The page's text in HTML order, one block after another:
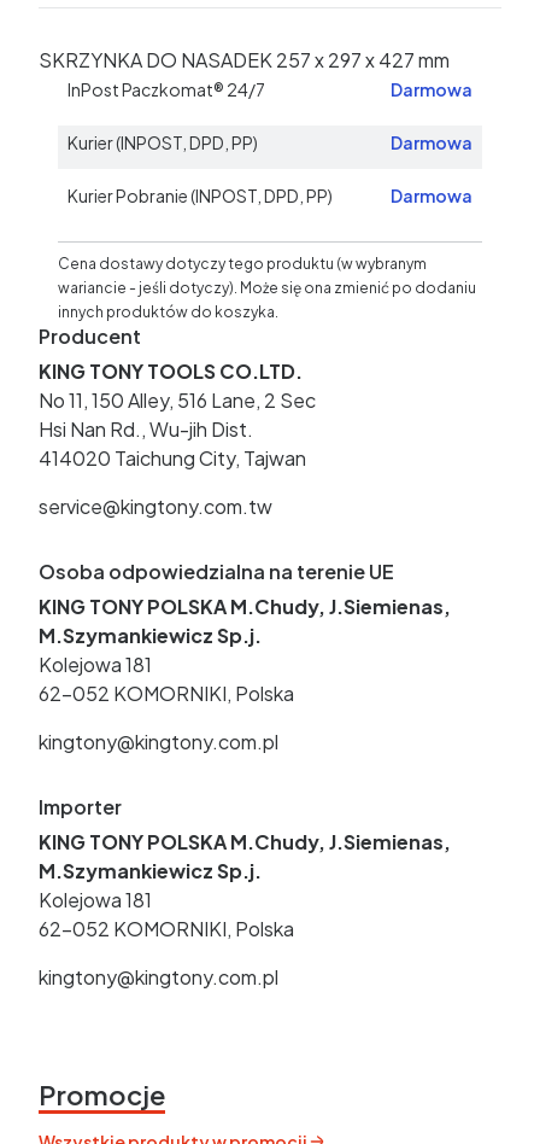
SKRZYNKA DO NASADEK 257 x 297 x 427 mm
InPost Paczkomat® 24/7 Darmowa
Kurier (INPOST, DPD, PP) Darmowa
Kurier Pobranie (INPOST, DPD, PP) Darmowa
Cena dostawy dotyczy tego produktu (w wybranym
wariancie - jeśli dotyczy). Może się ona zmienić po dodaniu
innych produktów do koszyka.
Producent
KING TONY TOOLS CO.LTD.
No 11, 150 Alley, 516 Lane, 2 Sec
Hsi Nan Rd., Wu-jih Dist.
414020 Taichung City, Tajwan
service@kingtony.com.tw
Osoba odpowiedzialna na terenie UE
KING TONY POLSKA M.Chudy, J.Siemienas,
M.Szymankiewicz Sp.j.
Kolejowa 181
62-052 KOMORNIKI, Polska
kingtony@kingtony.com.pl
Importer
KING TONY POLSKA M.Chudy, J.Siemienas,
M.Szymankiewicz Sp.j.
Kolejowa 181
62-052 KOMORNIKI, Polska
kingtony@kingtony.com.pl
Promocje